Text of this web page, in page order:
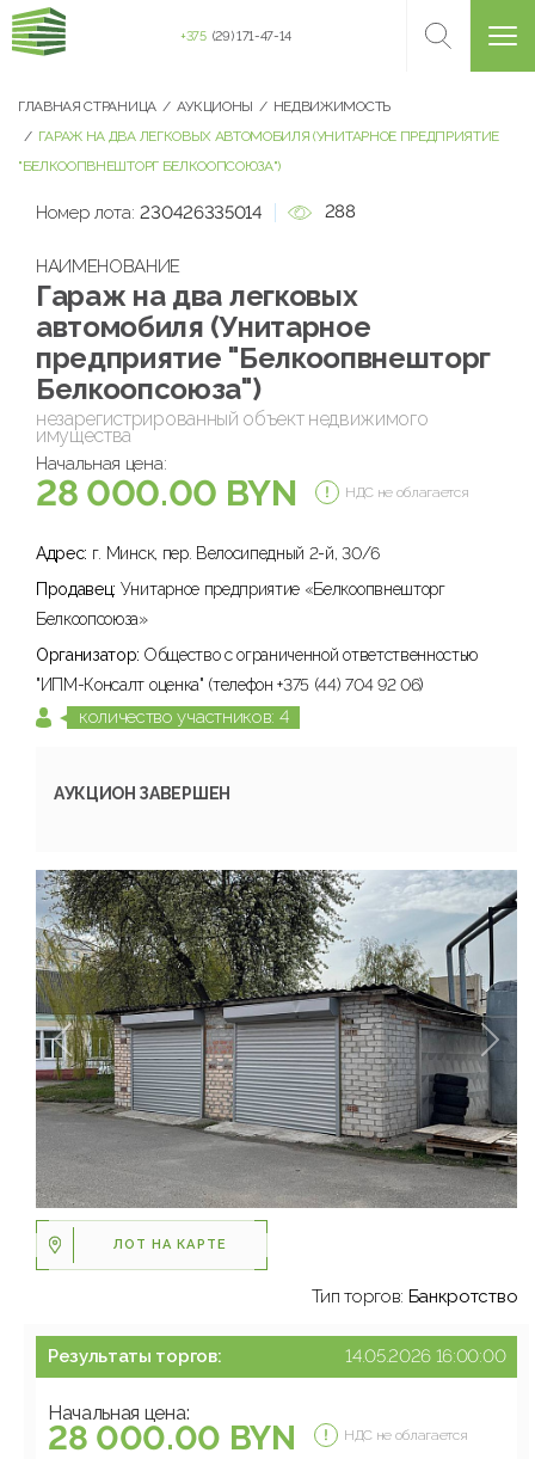
+375 (29) 171-47-14
ГЛАВНАЯ СТРАНИЦА АУКЦИОНЫ
НЕДВИЖИМОСТЬ
ГАРАЖ НА ДВА ЛЕГКОВЫХ АВТОМОБИЛЯ (УНИТАРНОЕ ПРЕДПРИЯТИЕ
"БЕЛКООПВНЕШТОРГ БЕЛКООПСОЮЗА")
ЛОТ НА КАРТЕ
Номер лота: 230426335014 288
НАИМЕНОВАНИЕ
Гараж на два легковых
автомобиля (Унитарное
предприятие "Белкоопвнешторг
Белкоопсоюза")
незарегистрированный объект недвижимого
имущества
Начальная цена:
28 000.00 BYN НДС не облагается
Адрес: г. Минск, пер. Велосипедный 2-й, 30/6
Продавец: Унитарное предприятие «Белкоопвнешторг
Белкоопсоюза»
Организатор: Общество с ограниченной ответственностью
"ИПМ-Консалт оценка" (телефон +375 (44) 704 92 06)
количество участников: 4
АУКЦИОН ЗАВЕРШЕН
Тип торгов: Банкротство
Результаты торгов: 14.05.2026 16:00:00
Начальная цена:
28 000.00 BYN НДС не облагается